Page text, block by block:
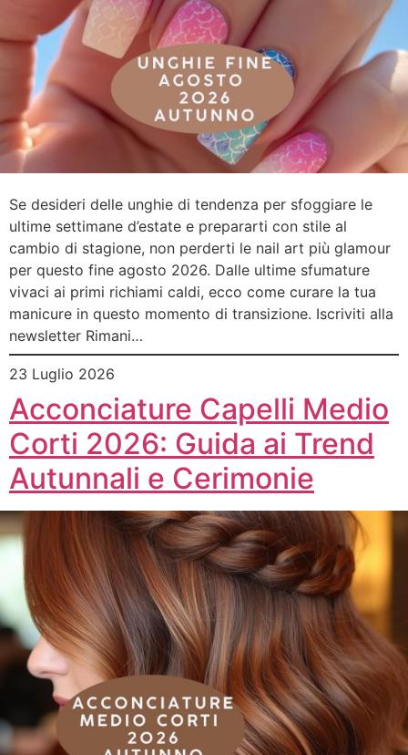
Se desideri delle unghie di tendenza per sfoggiare le
ultime settimane d’estate e prepararti con stile al
cambio di stagione, non perderti le nail art più glamour
per questo fine agosto 2026. Dalle ultime sfumature
vivaci ai primi richiami caldi, ecco come curare la tua
manicure in questo momento di transizione. Iscriviti alla
newsletter Rimani…
23 Luglio 2026
Acconciature Capelli Medio
Corti 2026: Guida ai Trend
Autunnali e Cerimonie